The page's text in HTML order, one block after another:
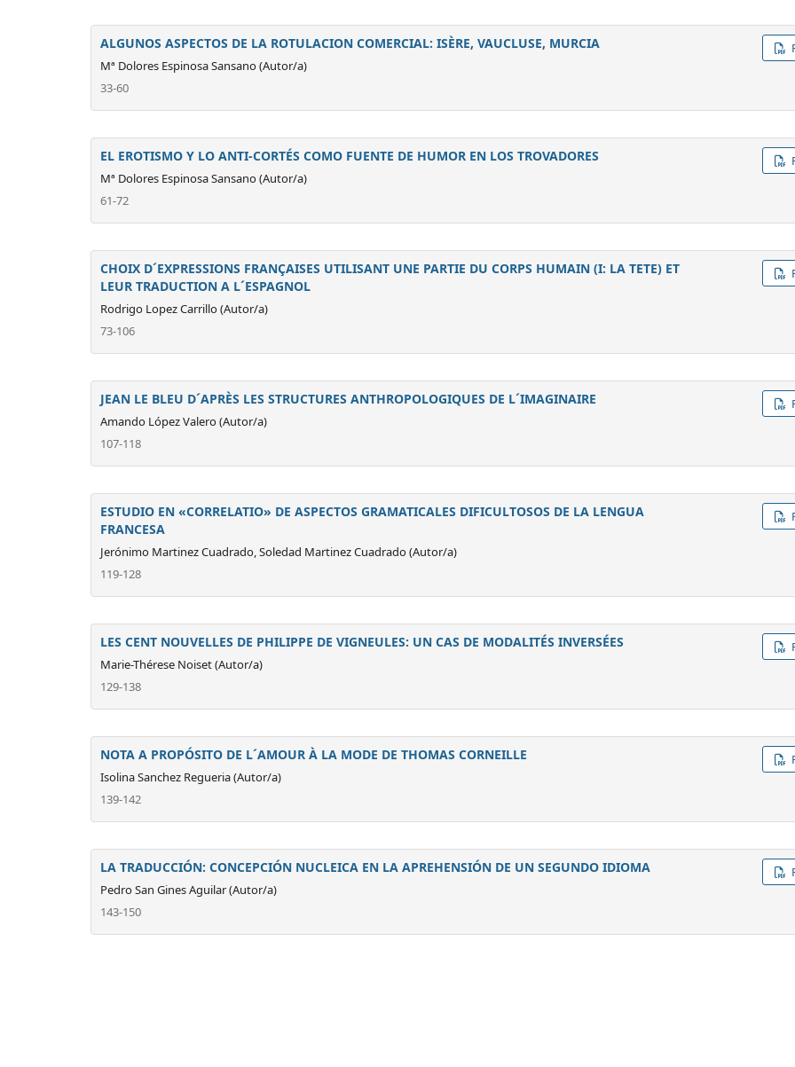
ALGUNOS ASPECTOS DE LA ROTULACION COMERCIAL: ISÈRE, VAUCLUSE, MURCIA
Mª Dolores Espinosa Sansano (Autor/a)
33-60
EL EROTISMO Y LO ANTI-CORTÉS COMO FUENTE DE HUMOR EN LOS TROVADORES
Mª Dolores Espinosa Sansano (Autor/a)
61-72
CHOIX D´EXPRESSIONS FRANÇAISES UTILISANT UNE PARTIE DU CORPS HUMAIN (I: LA TETE) ET
LEUR TRADUCTION A L´ESPAGNOL
Rodrigo Lopez Carrillo (Autor/a)
73-106
JEAN LE BLEU D´APRÈS LES STRUCTURES ANTHROPOLOGIQUES DE L´IMAGINAIRE
Amando López Valero (Autor/a)
107-118
ESTUDIO EN «CORRELATIO» DE ASPECTOS GRAMATICALES DIFICULTOSOS DE LA LENGUA
FRANCESA
Jerónimo Martinez Cuadrado, Soledad Martinez Cuadrado (Autor/a)
119-128
LES CENT NOUVELLES DE PHILIPPE DE VIGNEULES: UN CAS DE MODALITÉS INVERSÉES
Marie-Thérese Noiset (Autor/a)
129-138
NOTA A PROPÓSITO DE L´AMOUR À LA MODE DE THOMAS CORNEILLE
Isolina Sanchez Regueria (Autor/a)
139-142
LA TRADUCCIÓN: CONCEPCIÓN NUCLEICA EN LA APREHENSIÓN DE UN SEGUNDO IDIOMA
Pedro San Gines Aguilar (Autor/a)
143-150